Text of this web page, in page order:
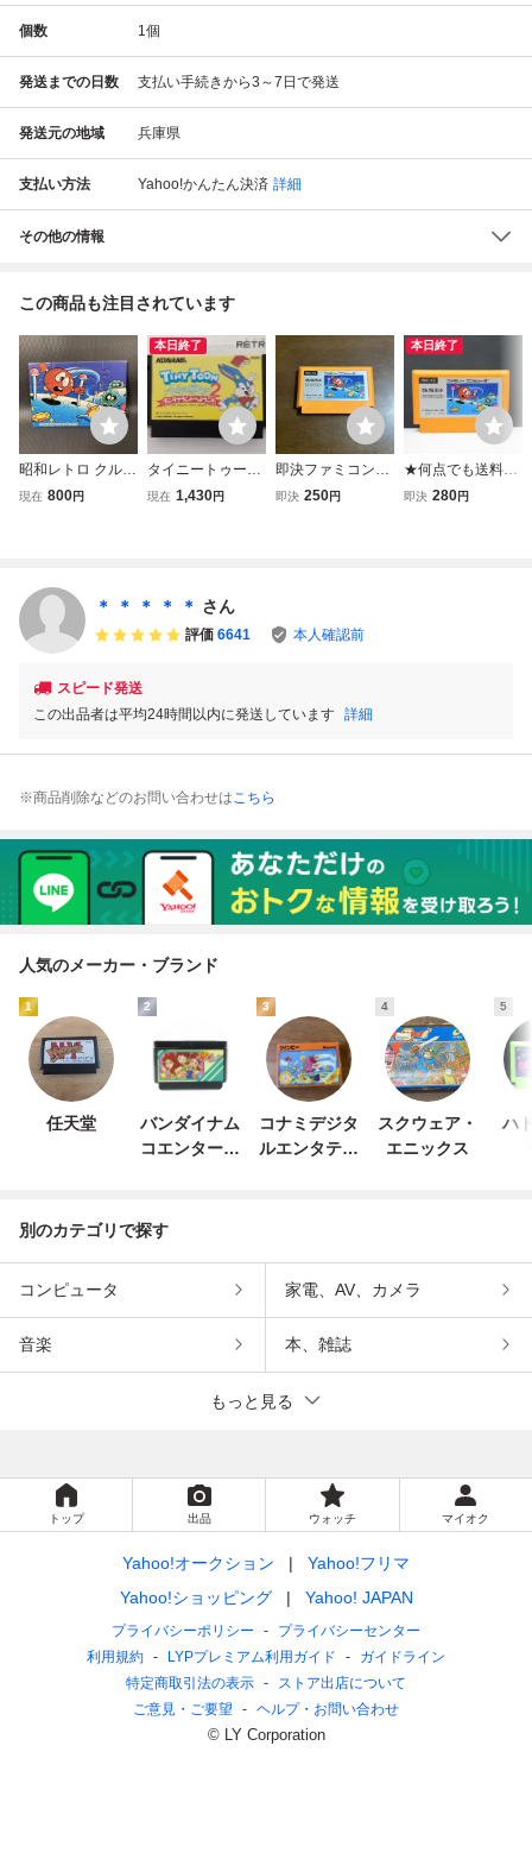
個数 1個
発送までの日数 支払い手続きから3～7日で発送
発送元の地域 兵庫県
支払い方法 Yahoo!かんたん決済 詳細
その他の情報
この商品も注目されています
昭和レトロ クルク
ルランド ファミコ
現在 800円
本日終了
タイニートゥーン
アドベンチャーズ
現在 1,430円
即決ファミコンソ
フト クルクルラン
即決 250円
本日終了
★何点でも送料１
８５円★ クルクル
即決 280円
＊ ＊ ＊ ＊ ＊ さん
評価 6641 本人確認前
スピード発送
この出品者は平均24時間以内に発送しています 詳細
※商品削除などのお問い合わせはこちら
人気のメーカー・ブランド
1
任天堂
2
バンダイナム
コエンターテ
3
コナミデジタ
ルエンタテイ
4
スクウェア・
エニックス
5
ハ
別のカテゴリで探す
コンピュータ 家電、AV、カメラ
音楽 本、雑誌
もっと見る
トップ 出品 ウォッチ マイオク
Yahoo!オークション
Yahoo!フリマ
Yahoo!ショッピング
Yahoo! JAPAN
プライバシーポリシー
プライバシーセンター
利用規約
LYPプレミアム利用ガイド
ガイドライン
特定商取引法の表示
ストア出店について
ご意見・ご要望
ヘルプ・お問い合わせ
© LY Corporation